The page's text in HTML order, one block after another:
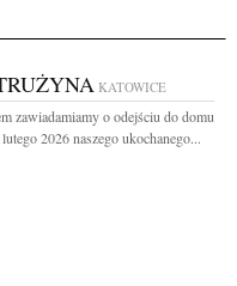
KATOWICE
zawiadamiamy o odejściu do domu
2026 naszego ukochanego...